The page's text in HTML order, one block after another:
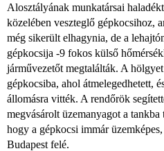
Alosztályának munkatársai
közelében veszteglő gépkocsihoz,
még sikerült elhagynia, de a
gépkocsija -9 fokos külső
járművezetőt megtalálták. A
gépkocsiba, ahol átmelegedhetett,
állomásra vitték. A rendőrök
megvásárolt üzemanyagot a
hogy a gépkocsi immár
Budapest felé.